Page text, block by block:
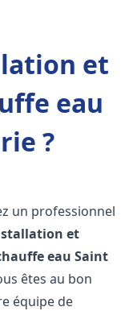
et
eau
?
un professionnel
et
eau Saint
êtes au bon
équipe de